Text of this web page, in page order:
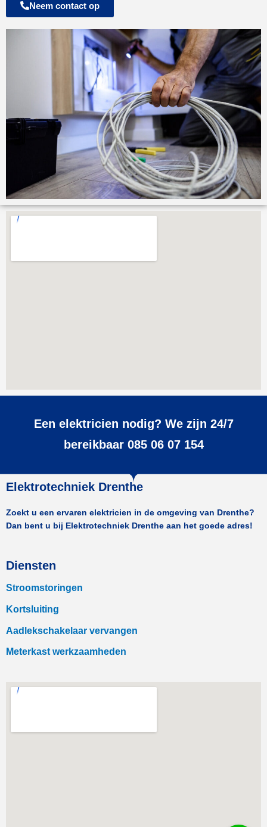
Neem contact op
Een elektricien nodig? We zijn 24/7
bereikbaar 085 06 07 154
Elektrotechniek Drenthe
Zoekt u een ervaren elektricien in de omgeving van Drenthe?
Dan bent u bij Elektrotechniek Drenthe aan het goede adres!
Diensten
Stroomstoringen
Kortsluiting
Aadlekschakelaar vervangen
Meterkast werkzaamheden